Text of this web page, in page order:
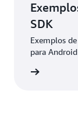
SDK
Exemplos
para Android